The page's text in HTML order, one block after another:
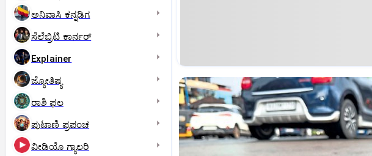
ಅನಿವಾಸಿ ಕನ್ನಡಿಗ
ಸೆಲೆಬ್ರಿಟಿ ಕಾರ್ನರ್‌
Explainer
ಜ್ಯೋತಿಷ್ಯ
ರಾಶಿ ಫಲ
ಪುಟಾಣಿ ಪ್ರಪಂಚ
ವೀಡಿಯೊ ಗ್ಯಾಲರಿ